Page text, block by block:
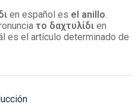
en español es el anillo.
το δαχτυλίδι en
es el artículo determinado de